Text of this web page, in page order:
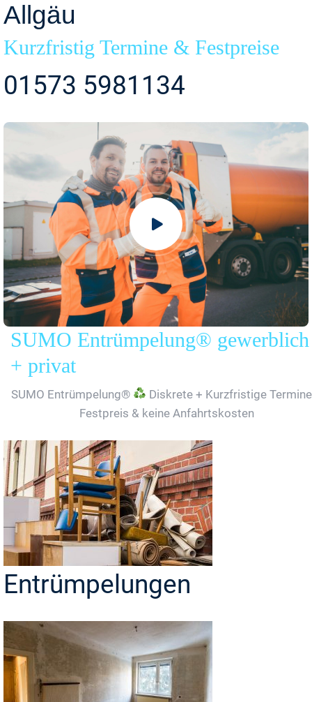
Allgäu
Kurzfristig Termine & Festpreise
01573 5981134
SUMO Entrümpelung® gewerblich
+ privat
SUMO Entrümpelung®
Diskrete + Kurzfristige
Festpreis & keine Anfahrtskosten
Entrümpelungen